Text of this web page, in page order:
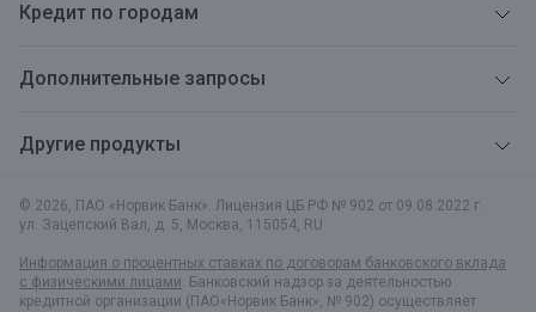
© 2026, ПАО «Норвик Банк». Лицензия ЦБ РФ № 902 от 09.08.2022 г.
ул. Зацепский Вал, д. 5, Москва, 115054, RU
Информация о процентных ставках по договорам банковского вклада
с физическими лицами. Банковский надзор за деятельностью
кредитной организации (ПАО«Норвик Банк», № 902) осуществляет
Кредит по городам
Дополнительные запросы
Другие продукты